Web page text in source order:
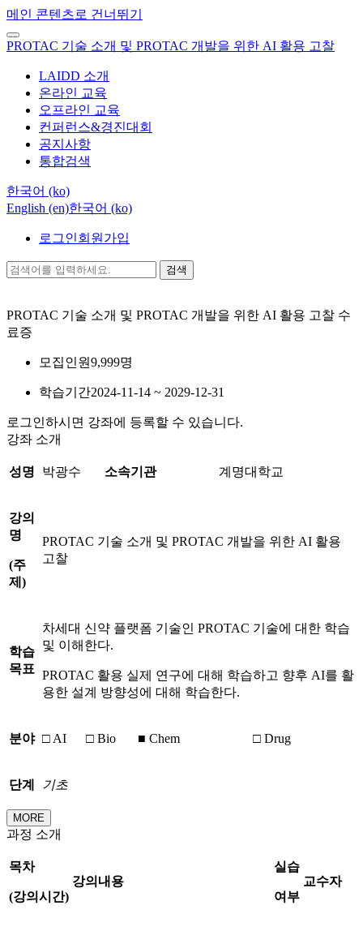
메인 콘텐츠로 건너뛰기
PROTAC 기술 소개 및 PROTAC 개발을 위한 AI 활용 고찰
LAIDD 소개
온라인 교육
오프라인 교육
컨퍼런스&경진대회
공지사항
통합검색
한국어 ‎(ko)‎
English ‎(en)‎한국어 ‎(ko)‎
로그인회원가입
검색
PROTAC 기술 소개 및 PROTAC 개발을 위한 AI 활용 고찰 수
료증
모집인원9,999명
학습기간2024-11-14 ~ 2029-12-31
로그인하시면 강좌에 등록할 수 있습니다.
강좌 소개
성명 박광수 소속기관 계명대학교
강의
명
(주
제 )
PROTAC 기술 소개 및 PROTAC 개발을 위한 AI 활용
고찰
학습
목표
차세대 신약 플랫폼 기술인 PROTAC 기술에 대한 학습
및 이해한다.
PROTAC 활용 실제 연구에 대해 학습하고 향후 AI를 활
용한 설계 방향성에 대해 학습한다.
분야 □ AI □ Bio ■ Chem □ Drug
단계 기초
MORE
과정 소개
목차
(강의시간)
강의내용
실습
여부
교수자